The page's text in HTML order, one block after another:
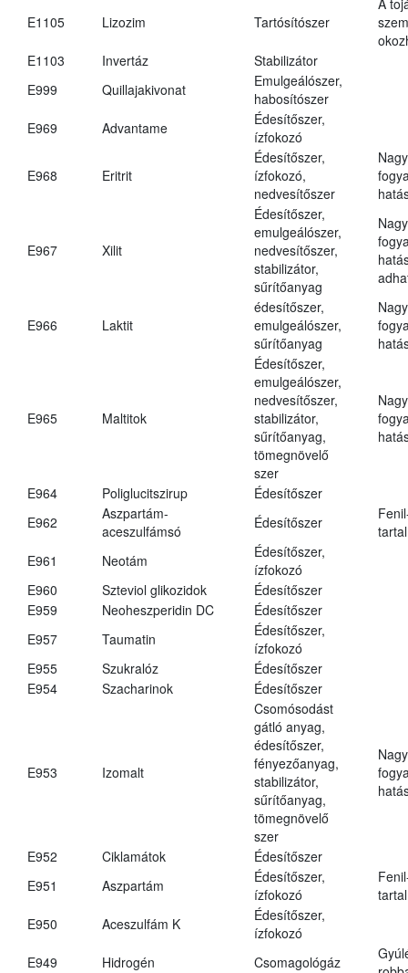
E1105 Lizozim Tartósítószer
E1103
Invertáz
Stabilizátor
E999
Quillajakivonat
Emulgeálószer,
habosítószer
E969
Advantame
Édesítőszer,
ízfokozó
E968 Eritrit
Édesítőszer,
ízfokozó,
nedvesítőszer
E967 Xilit
Édesítőszer,
emulgeálószer,
nedvesítőszer,
stabilizátor,
sűrítőanyag
E966 Laktit
édesítőszer,
emulgeálószer,
sűrítőanyag
E965 Maltitok
Édesítőszer,
emulgeálószer,
nedvesítőszer,
stabilizátor,
sűrítőanyag,
tömegnövelő
szer
E964 Poliglucitszirup
Édesítőszer
E962
Aszpartám-
aceszulfámsó
Édesítőszer
E961
Neotám
Édesítőszer,
ízfokozó
E960
Szteviol glikozidok
Édesítőszer
E959
Neoheszperidin DC
Édesítőszer
E957
Taumatin
Édesítőszer,
ízfokozó
E955
Szukralóz
Édesítőszer
E954
Szacharinok Édesítőszer
E953 Izomalt
Csomósodást
gátló anyag,
édesítőszer,
fényezőanyag,
stabilizátor,
sűrítőanyag,
tömegnövelő
szer
E952 Ciklamátok
Édesítőszer
E951
Aszpartám
Édesítőszer,
ízfokozó
E950
Aceszulfám K
Édesítőszer,
ízfokozó
E949
Hidrogén Csomagológáz